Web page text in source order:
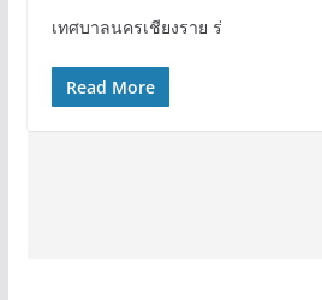
เทศบาลนครเชียงราย ร่
Read More